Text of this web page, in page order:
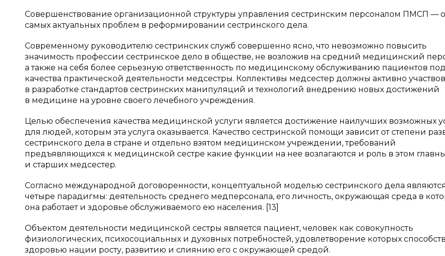
Совершенствование организационной структуры управления сестринским персоналом ПМСП —
самых актуальных проблем в реформировании сестринского дела.
Современному руководителю сестринских служб совершенно ясно, что невозможно повысить
значимость профессии сестринское дело в обществе, не возложив на средний медицинский
а также на себя более серьезную ответственность по медицинскому обслуживанию пациентов
качества практической деятельности медсестры. Коллективы медсестер должны активно
в разработке стандартов сестринских манипуляций и технологий внедрению новых достижений
в медицине на уровне своего лечебного учреждения.
Целью обеспечения качества медицинской услуги является достижение наилучших возможных
для людей, которым эта услуга оказывается. Качество сестринской помощи зависит от степени
сестринского дела в стране и отдельно взятом медицинском учреждении, требований
предъявляющихся к медицинской сестре какие функции на нее возлагаются и роль в этом
и старших медсестер.
Согласно международной договоренности, концептуальной моделью сестринского дела являются
четыре парадигмы: деятельность среднего медперсонала, его личность, окружающая среда в
она работает и здоровье обслуживаемого ею населения. [13]
Объектом деятельности медицинской сестры является пациент, человек как совокупность
физиологических, психосоциальных и духовных потребностей, удовлетворение которых
здоровью нации росту, развитию и слиянию его с окружающей средой.